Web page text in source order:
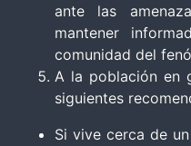
ante las
mantener
comunidad del
A la población en
siguientes
Si vive cerca de